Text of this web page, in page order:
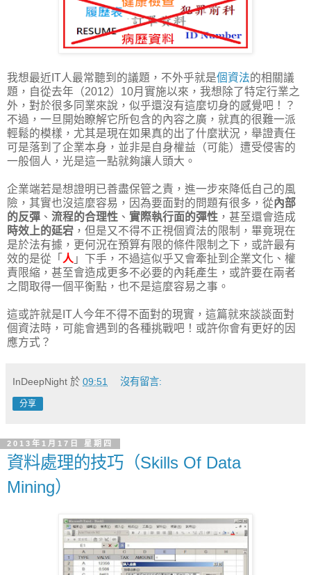
我想最近IT人最常聽到的議題，不外乎就是個資法的相關議
題，自從去年（2012）10月實施以來，我想除了特定行業之
外，對於很多同業來說，似乎還沒有這麼切身的感覺吧！？
不過，一旦開始瞭解它所包含的內容之廣，就真的很難一派
輕鬆的模樣，尤其是現在如果真的出了什麼狀況，舉證責任
可是落到了企業本身，並非是自身權益（可能）遭受侵害的
一般個人，光是這一點就夠讓人頭大。
企業端若是想證明已善盡保管之責，進一步來降低自己的風
險，其實也沒這麼容易，因為要面對的問題有很多，從內部
的反彈 、 流程的合理性 、 實際執行面的彈性 ，甚至還會造成
時效上的延宕 ，但是又不得不正視個資法的限制，畢竟現在
是於法有據，更何況在預算有限的條件限制之下，或許最有
效的是從「 人 」下手，不過這似乎又會牽扯到企業文化、權
責限縮，甚至會造成更多不必要的內耗產生，或許要在兩者
之間取得一個平衡點，也不是這麼容易之事。
這或許就是IT人今年不得不面對的現實，這篇就來談談面對
個資法時，可能會遇到的各種挑戰吧！或許你會有更好的因
應方式？
InDeepNight 於 09:51 沒有留言:
分享
2013年1月17日 星期四
資料處理的技巧（Skills Of Data
Mining）